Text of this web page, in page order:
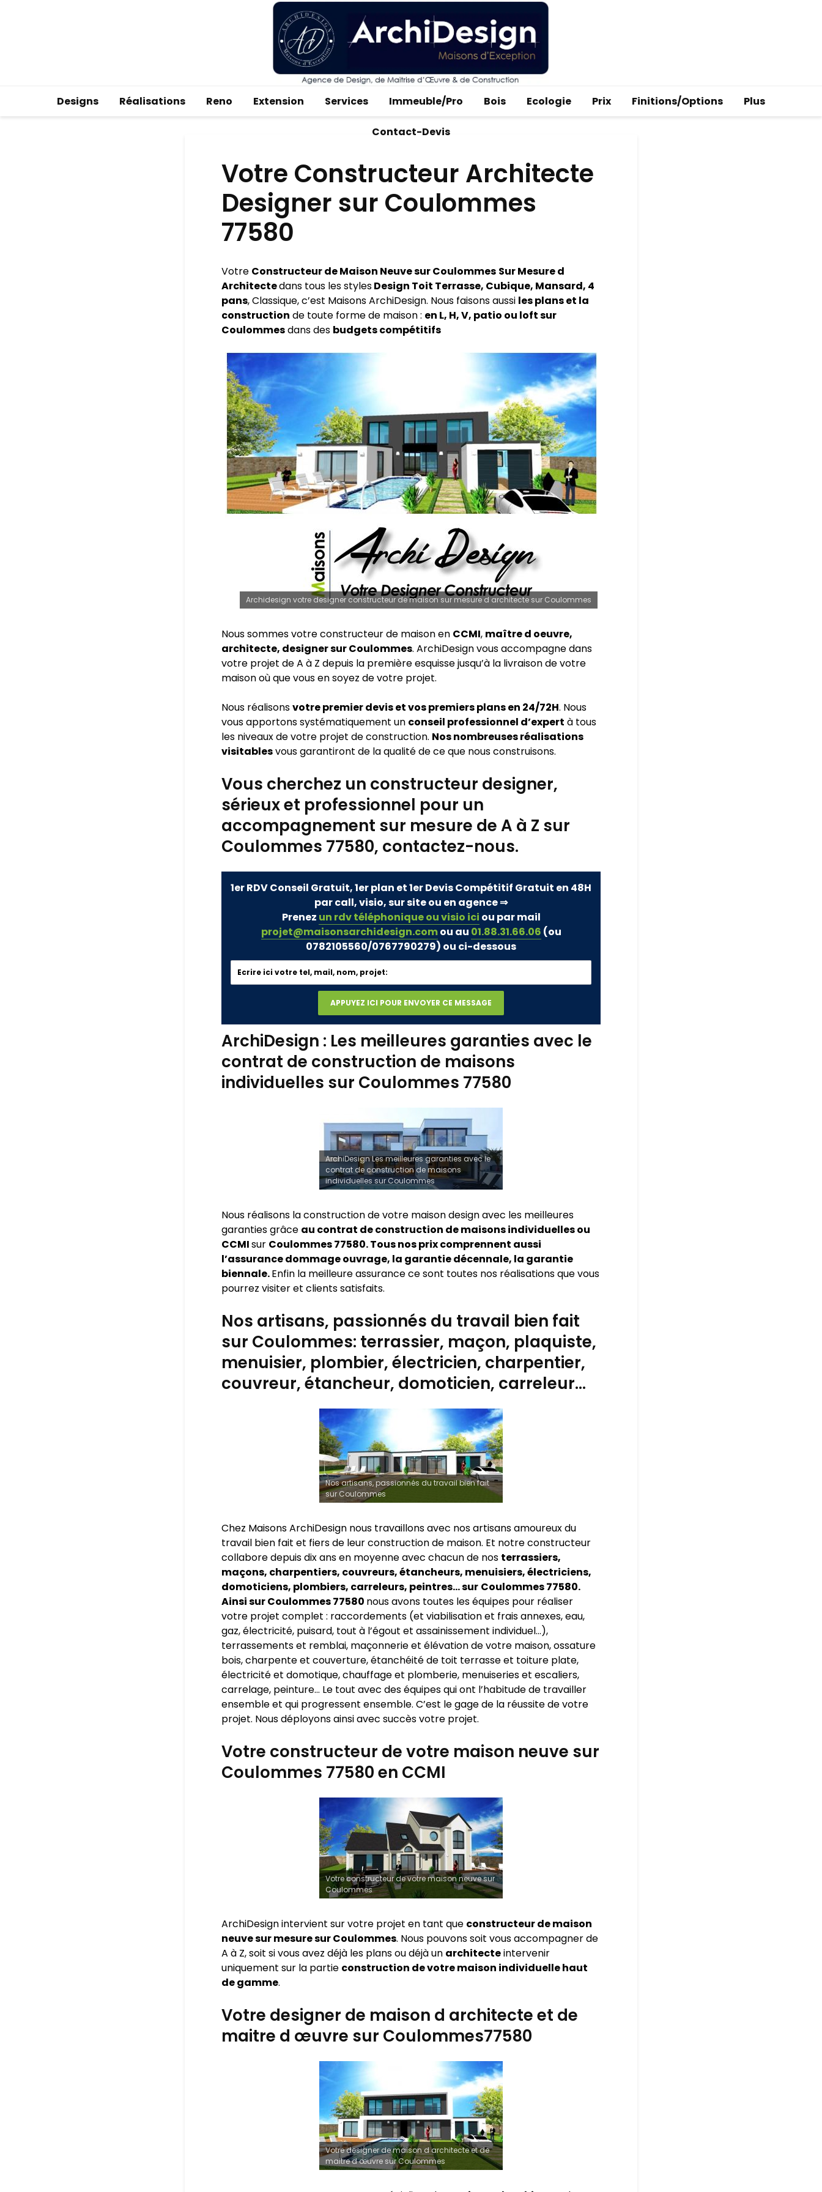
Designs Réalisations Reno Extension Services Immeuble/Pro Bois Ecologie Prix Finitions/Options Plus
Contact-Devis
Votre Constructeur Architecte
Designer sur Coulommes
77580
Votre Constructeur de Maison Neuve sur Coulommes Sur Mesure d
Architectedans tous les stylesDesign Toit Terrasse, Cubique, Mansard, 4
pans, Classique, c’est Maisons ArchiDesign. Nous faisons aussi les plans et la
construction de toute forme de maison : en L, H, V, patio ou loft sur
Coulommesdans des budgets compétitifs
Archidesign votre designer constructeur de maison sur mesure d architecte sur Coulommes
Nous sommes votre constructeur de maison en CCMI, maître d oeuvre,
architecte, designer sur Coulommes. ArchiDesign vous accompagne dans
votre projet de A à Z depuis la première esquisse jusqu’à la livraison de votre
maison où que vous en soyez de votre projet.
Nous réalisonsvotre premier devis et vos premiers plans en 24/72H. Nous
vous apportons systématiquement un conseil professionnel d’expert à tous
les niveaux de votre projet de construction. Nos nombreuses réalisations
visitablesvous garantiront de la qualité de ce que nous construisons.
Vous cherchez un constructeur designer,
sérieux et professionnel pour un
accompagnement sur mesure de A à Z sur
Coulommes 77580, contactez-nous.
1er RDV Conseil Gratuit, 1er plan et 1er Devis Compétitif Gratuit en 48H
par call, visio, sur site ou en agence ⇒
Prenez un rdv téléphonique ou visio ici ou par mail
projet@maisonsarchidesign.comou au 01.88.31.66.06 (ou
0782105560/0767790279) ou ci-dessous
ArchiDesign : Les meilleures garanties avec le
contrat de construction de maisons
individuelles sur Coulommes 77580
ArchiDesign Les meilleures garanties avec le
contrat de construction de maisons
individuelles sur Coulommes
Nous réalisons la construction de votre maison design avec les meilleures
garanties grâce au contrat de construction de maisons individuelles ou
CCMIsur Coulommes 77580. Tous nos prix comprennent aussi
l’assurance dommage ouvrage, la garantie décennale, la garantie
biennale.Enfin la meilleure assurance ce sont toutes nos réalisations que vous
pourrez visiter et clients satisfaits.
Nos artisans, passionnés du travail bien fait
sur Coulommes: terrassier, maçon, plaquiste,
menuisier, plombier, électricien, charpentier,
couvreur, étancheur, domoticien, carreleur…
Nos artisans, passionnés du travail bien fait
sur Coulommes
Chez Maisons ArchiDesign nous travaillons avec nos artisans amoureux du
travail bien fait et fiers de leur construction de maison. Et notre constructeur
collabore depuis dix ans en moyenne avec chacun de nos terrassiers,
maçons, charpentiers, couvreurs, étancheurs, menuisiers, électriciens,
domoticiens, plombiers, carreleurs, peintres… sur Coulommes 77580.
Ainsi sur Coulommes 77580 nous avons toutes les équipes pour réaliser
votre projet complet : raccordements (et viabilisation et frais annexes, eau,
gaz, électricité, puisard, tout à l’égout et assainissement individuel…),
terrassements et remblai, maçonnerie et élévation de votre maison, ossature
bois, charpente et couverture, étanchéité de toit terrasse et toiture plate,
électricité et domotique, chauffage et plomberie, menuiseries et escaliers,
carrelage, peinture… Le tout avec des équipes qui ont l’habitude de travailler
ensemble et qui progressent ensemble. C’est le gage de la réussite de votre
projet. Nous déployons ainsi avec succès votre projet.
Votre constructeur de votre maison neuve sur
Coulommes 77580 en CCMI
Votre constructeur de votre maison neuve sur
Coulommes
ArchiDesign intervient sur votre projet en tant que constructeur de maison
neuve sur mesure surCoulommes. Nous pouvons soit vous accompagner de
A à Z, soit si vous avez déjà les plans ou déjà un architecteintervenir
uniquement sur la partie construction de votre maison individuelle haut
de gamme.
Votre designer de maison d architecte et de
maitre d œuvre sur Coulommes77580
Votre designer de maison d architecte et de
maitre d œuvre sur Coulommes